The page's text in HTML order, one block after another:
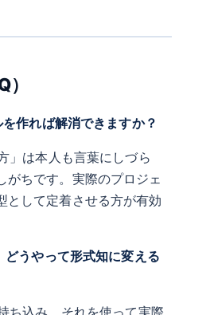
作れば解消できますか？
」は本人も言葉にしづら
がちです。実際のプロジェ
として定着させる方が有効
うやって形式知に変える